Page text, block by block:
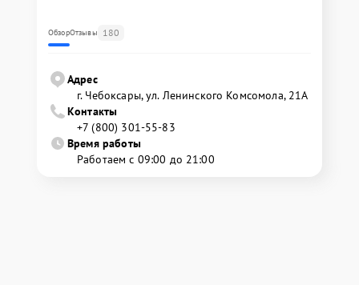
ОбзорОтзывы 180
Адрес
г. Чебоксары, ул. Ленинского Комсомола, 21А
Контакты
+7 (800) 301-55-83
Время работы
Работаем с 09:00 до 21:00